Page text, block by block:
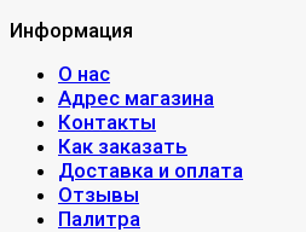
Информация
О нас
Адрес магазина
Контакты
Как заказать
Доставка и оплата
Отзывы
Палитра